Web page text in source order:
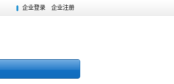
企业登录 企业注册